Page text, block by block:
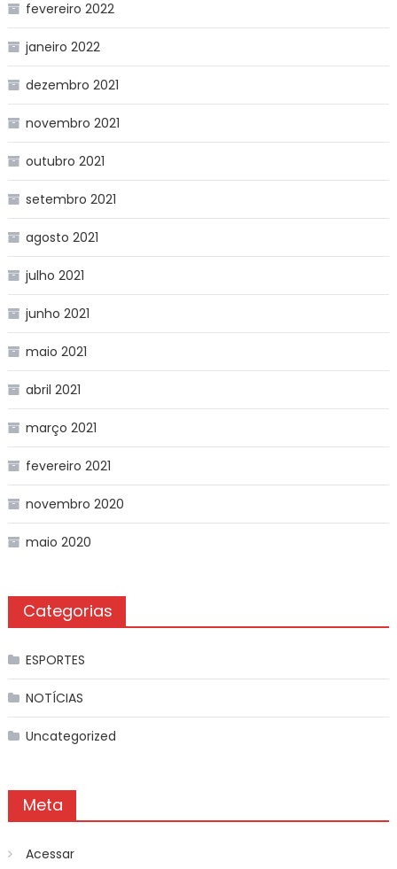
fevereiro 2022
janeiro 2022
dezembro 2021
novembro 2021
outubro 2021
setembro 2021
agosto 2021
julho 2021
junho 2021
maio 2021
abril 2021
março 2021
fevereiro 2021
novembro 2020
maio 2020
Categorias
ESPORTES
NOTÍCIAS
Uncategorized
Meta
Acessar